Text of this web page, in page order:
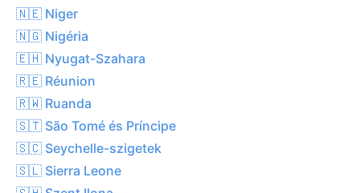
🇳🇪 Niger
🇳🇬 Nigéria
🇪🇭 Nyugat-Szahara
🇷🇪 Réunion
🇷🇼 Ruanda
🇸🇹 São Tomé és Príncipe
🇸🇨 Seychelle-szigetek
🇸🇱 Sierra Leone